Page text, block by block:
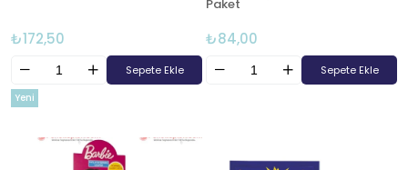
₺172,50
Sepete Ekle
Paket
₺84,00
Sepete Ekle
Yeni